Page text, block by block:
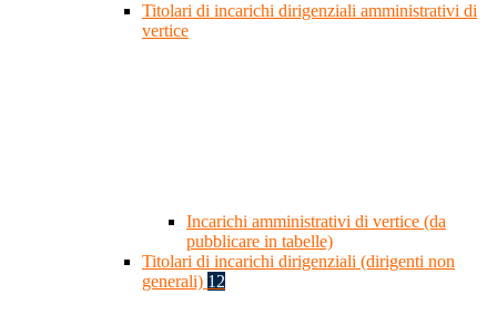
Titolari di incarichi dirigenziali amministrativi di
vertice
Incarichi amministrativi di vertice (da
pubblicare in tabelle)
Titolari di incarichi dirigenziali (dirigenti non
generali) 12